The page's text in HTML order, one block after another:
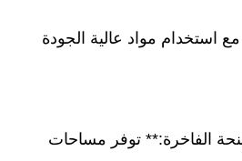
استخدام مواد عالية الجودة
الفاخرة:** توفر مساحات